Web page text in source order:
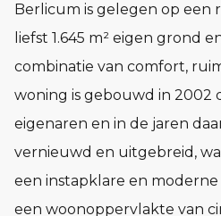
Berlicum is gelegen op een
liefst 1.645 m² eigen grond
combinatie van comfort,
woning is gebouwd in 2002
eigenaren en in de jaren
vernieuwd en uitgebreid,
een instapklare en
een woonoppervlakte van